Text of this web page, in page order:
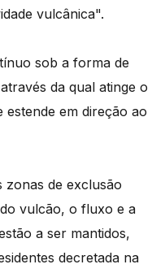
vulcânica".
sob a forma de
da qual atinge o
em direção ao
zonas de exclusão
vulcão, o fluxo e a
a ser mantidos,
decretada na